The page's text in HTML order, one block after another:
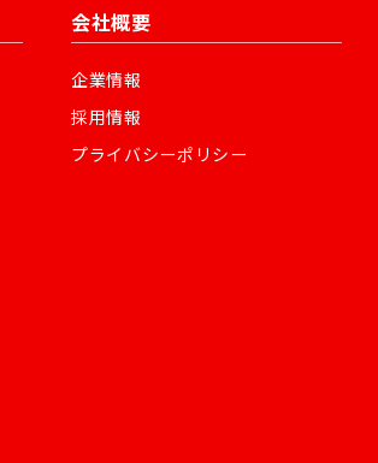
会社概要
企業情報
採用情報
プライバシーポリシー